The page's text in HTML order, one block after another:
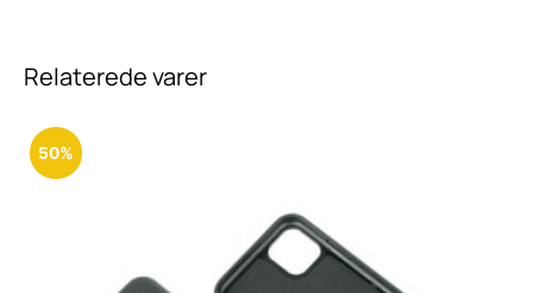
Relaterede varer
50%